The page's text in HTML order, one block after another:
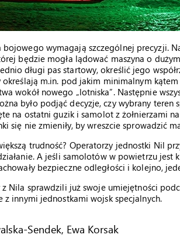
wymagają szczególnej precyzji.
będzie mogła lądować maszyna o
długi pas startowy, określić jego
określają m.in. pod jakim minimalnym
wokół nowego „lotniska”. Następnie
było podjąć decyzje, czy wybrany
na ostatni guzik i samolot z żołnierzami
się nie zmieniły, by wreszcie sprowadzić
trudność? Operatorzy jednostki Nil
A jeśli samolotów w powietrzu
bezpieczne odległości i kolejno,
Nila sprawdzili już swoje umiejętności
z innymi jednostkami wojsk specjalnych.
Sendek, Ewa Korsak